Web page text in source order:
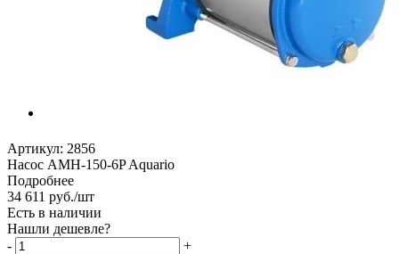
Артикул: 2856
Насос AMH-150-6P Aquario
Подробнее
34 611 руб./шт
Есть в наличии
Нашли дешевле?
-
+